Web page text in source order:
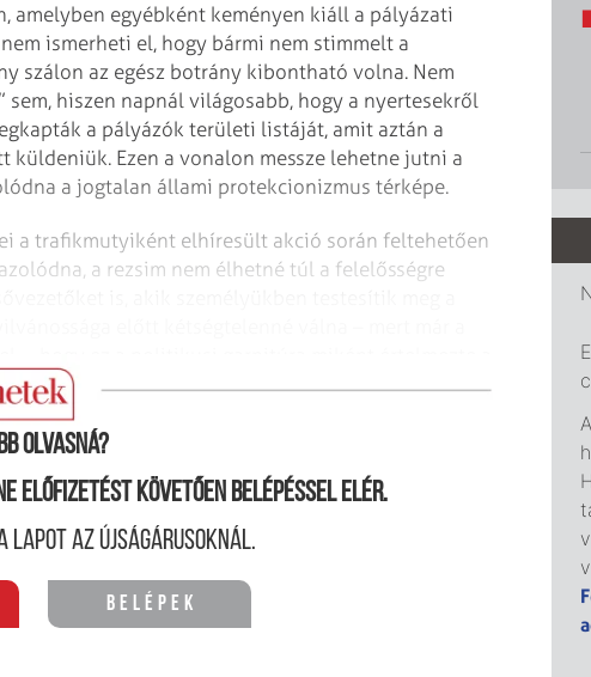
amelyben egyébként keményen kiáll a pályázati
ismerheti el, hogy bármi nem stimmelt a
szálon az egész botrány kibontható volna. Nem
hiszen napnál világosabb, hogy a nyertesekről
a pályázók területi listáját, amit aztán a
Ezen a vonalon messze lehetne jutni a
a jogtalan állami protekcionizmus térképe.
a trafikmutyiként elhíresült akció során feltehetően
a rezsim nem élhetné túl a felelősségre
vethet a remélt választási győzelemre.
olvasná?
előfizetést követően belépéssel elér.
lapot az újságárusoknál.
Belépek